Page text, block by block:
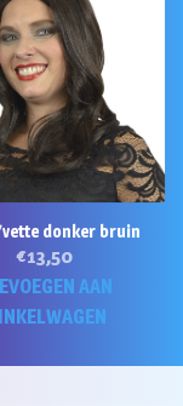
donker bruin
€13,50
AAN